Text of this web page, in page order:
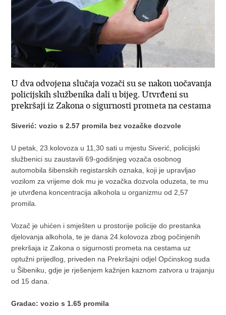
U dva odvojena slučaja vozači su se nakon uočavanja
policijskih službenika dali u bijeg. Utvrđeni su
prekršaji iz Zakona o sigurnosti prometa na cestama
Siverić: vozio s 2.57 promila bez vozačke dozvole
U petak, 23.kolovoza u 11,30 sati u mjestu Siverić, policijski
službenici su zaustavili 69-godišnjeg vozača osobnog
automobila šibenskih registarskih oznaka, koji je upravljao
vozilom za vrijeme dok mu je vozačka dozvola oduzeta, te mu
je utvrđena koncentracija alkohola u organizmu od 2,57
promila.
Vozač je uhićen i smješten u prostorije policije do prestanka
djelovanja alkohola, te je dana 24.kolovoza zbog počinjenih
prekršaja iz Zakona o sigurnosti prometa na cestama uz
optužni prijedlog, priveden na Prekršajni odjel Općinskog suda
u Šibeniku, gdje je rješenjem kažnjen kaznom zatvora u trajanju
od 15 dana.
Gradac: vozio s 1.65 promila